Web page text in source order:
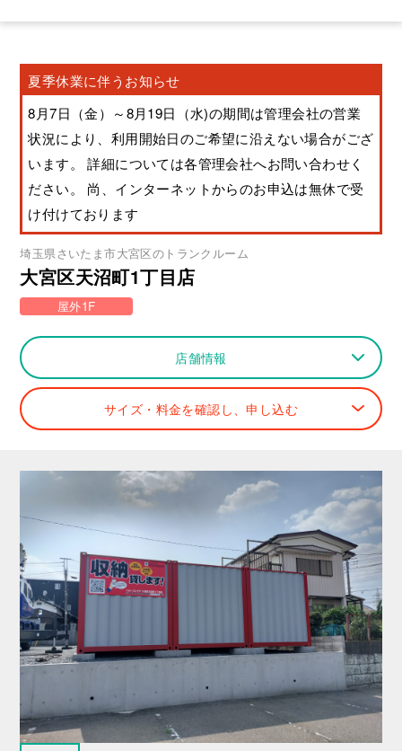
夏季休業に伴うお知らせ
8月7日（金）～8月19日（水)の期間は管理会社の営業
状況により、利用開始日のご希望に沿えない場合がござ
います。 詳細については各管理会社へお問い合わせく
ださい。 尚、インターネットからのお申込は無休で受
け付けております
埼玉県さいたま市大宮区のトランクルーム
大宮区天沼町1丁目店
屋外1F
店舗情報
サイズ・料金を確認し、申し込む